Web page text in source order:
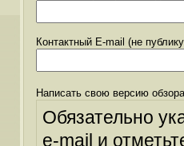
Контактный E-mail (не
Написать свою версию
Обязательно
e-mail и